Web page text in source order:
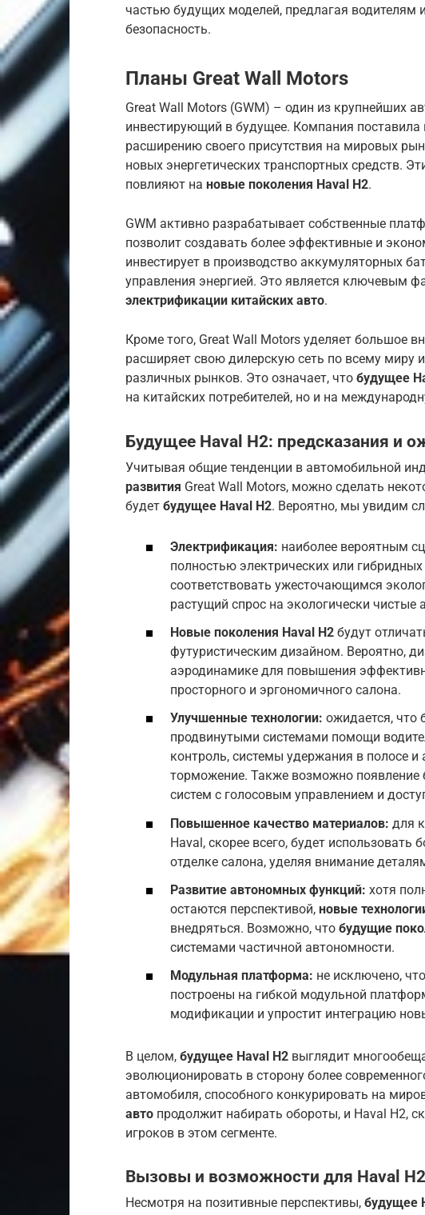
частью будущих моделей, предлагая
безопасность.
Планы Great Wall Motors
Great Wall Motors (GWM) – один из крупнейших
инвестирующий в будущее. Компания
расширению своего присутствия на мировых
новых энергетических транспортных средств.
повлияют на новые поколения Haval H2.
GWM активно разрабатывает собственные
позволит создавать более эффективные и
инвестирует в производство аккумуляторных
управления энергией. Это является ключевым
электрификации китайских авто.
Кроме того, Great Wall Motors уделяет большое
расширяет свою дилерскую сеть по всему миру
различных рынков. Это означает, что будущее
на китайских потребителей, но и на
Будущее Haval H2: предсказания и
Учитывая общие тенденции в автомобильной
развития Great Wall Motors, можно сделать
будет будущее Haval H2. Вероятно, мы увидим
Электрификация: наиболее вероятным
полностью электрических или
соответствовать ужесточающимся
растущий спрос на экологически чистые
Новые поколения Haval H2 будут
футуристическим дизайном. Вероятно,
аэродинамике для повышения
просторного и эргономичного салона.
Улучшенные технологии: ожидается, что
продвинутыми системами помощи
контроль, системы удержания в полосе и
торможение. Также возможно
систем с голосовым управлением и
Повышенное качество материалов: для
Haval, скорее всего, будет использовать
отделке салона, уделяя внимание
Развитие автономных функций: хотя
остаются перспективой, новые
внедряться. Возможно, что будущие
системами частичной автономности.
Модульная платформа: не исключено, что
построены на гибкой модульной
модификации и упростит интеграцию
В целом, будущее Haval H2 выглядит
эволюционировать в сторону более
автомобиля, способного конкурировать на
авто продолжит набирать обороты, и Haval H2,
игроков в этом сегменте.
Вызовы и возможности для Haval H2
Несмотря на позитивные перспективы, будущее